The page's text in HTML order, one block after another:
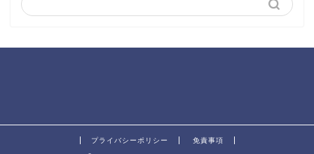
プライバシーポリシー 免責事項